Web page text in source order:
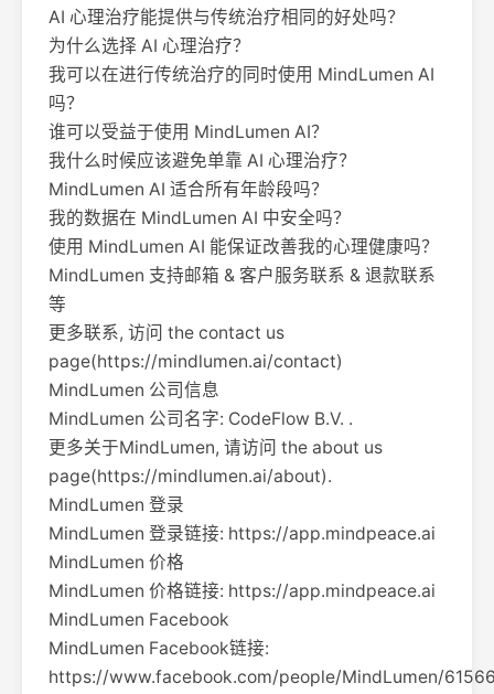
AI 心理治疗能提供与传统治疗相同的好处吗？
为什么选择 AI 心理治疗？
我可以在进行传统治疗的同时使用 MindLumen AI
吗？
谁可以受益于使用 MindLumen AI？
我什么时候应该避免单靠 AI 心理治疗？
MindLumen AI 适合所有年龄段吗？
我的数据在 MindLumen AI 中安全吗？
使用 MindLumen AI 能保证改善我的心理健康吗？
MindLumen 支持邮箱 & 客户服务联系 & 退款联系
等
更多联系, 访问 the contact us
page(https://mindlumen.ai/contact)
MindLumen 公司信息
MindLumen 公司名字: CodeFlow B.V. .
更多关于MindLumen, 请访问 the about us
page(https://mindlumen.ai/about).
MindLumen 登录
MindLumen 登录链接: https://app.mindpeace.ai
MindLumen 价格
MindLumen 价格链接: https://app.mindpeace.ai
MindLumen Facebook
MindLumen Facebook链接:
https://www.facebook.com/people/MindLumen/